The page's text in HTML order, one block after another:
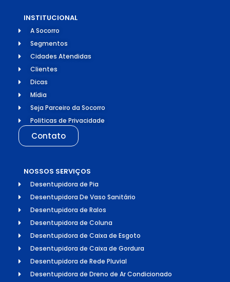
INSTITUCIONAL
A Socorro
Segmentos
Cidades Atendidas
Clientes
Dicas
Mídia
Seja Parceiro da Socorro
Politicas de Privacidade
Contato
NOSSOS SERVIÇOS
Desentupidora de Pia
Desentupidora De Vaso Sanitário
Desentupidora de Ralos
Desentupidora de Coluna
Desentupidora de Caixa de Esgoto
Desentupidora de Caixa de Gordura
Desentupidora de Rede Pluvial
Desentupidora de Dreno de Ar Condicionado